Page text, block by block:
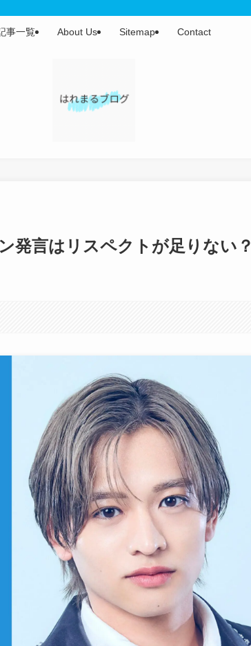
事一覧 About Us Sitemap Contact
発言はリスペクトが足りない？